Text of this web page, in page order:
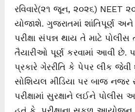
રવિવારે(૨૧ જૂન, ૨૦૨૬) NEET
યોજાશે. ગુજરાતમાં શાંતિપૂર્ણ અને
પરીક્ષા સંપન્ન થાય તે માટે
તૈયારીઓ પૂર્ણ કરવામાં આવી છે.
પ્રકારે ગેરરીતિ કે પેપર લીક
સોશિયલ મીડિયા પર બાજ નજર
પરીક્ષામાં સુરક્ષાને લઈને પોલીસ